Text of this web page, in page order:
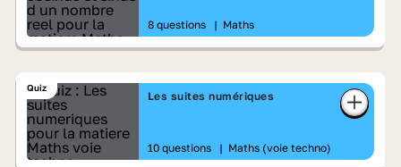
8 questions | Maths
Quiz
Les suites numériques
10 questions | Maths (voie techno)